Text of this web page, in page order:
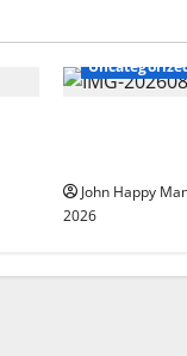
John Happy
2026